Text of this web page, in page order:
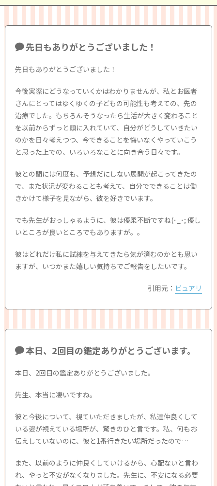
先日もありがとうございました！
先日もありがとうございました！
今後実際にどうなっていくかはわかりませんが、私とお医者
さんにとってはゆくゆくの子どもの可能性も考えての、先の
治療でした。もちろんそうなったら生活が大きく変わること
を以前からずっと頭に入れていて、自分がどうしていきたい
のかを日々考えつつ、今できることを悔いなくやっていこう
と思った上での、いろいろなことに向き合う日々です。
彼との間には何度も、予想だにしない展開が起こってきたの
で、また状況が変わることも考えて、自分でできることは働
きかけて様子を見ながら、彼を好きでいます。
でも先生がおっしゃるように、彼は優柔不断ですね(･_･; 優し
いところが良いところでもありますが。。
彼はどれだけ私に試練を与えてきたら気が済むのかとも思い
ますが、いつかまた嬉しい気持ちでご報告をしたいです。
引用元： ピュアリ
本日、2回目の鑑定ありがとうございます。
本日、2回目の鑑定ありがとうございました。
先生、本当に凄いですね。
彼と今後について、視ていただきましたが、私達仲良くして
いる姿が視えている場所が、驚きのひと言です。私、何もお
伝えしていないのに、彼と1番行きたい場所だったので…
また、以前のように仲良くしていけるから、心配ないと言わ
れ、やっと不安がなくなりました。先生に、不安になる必要